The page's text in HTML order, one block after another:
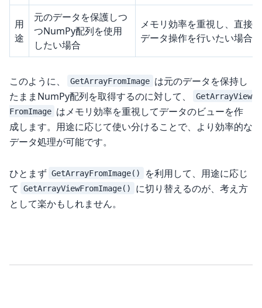
用
途
元のデータを保護しつ
つNumPy配列を使用
したい場合
メモリ効率を重視し、直接
データ操作を行いたい場合
このように、 GetArrayFromImage は元のデータを保持し
たままNumPy配列を取得するのに対して、
GetArrayView
FromImage はメモリ効率を重視してデータのビューを作
成します。用途に応じて使い分けることで、より効率的な
データ処理が可能です。
ひとまず GetArrayFromImage()
を利用して、用途に応じ
て
GetArrayViewFromImage()
に切り替えるのが、考え方
として楽かもしれません。